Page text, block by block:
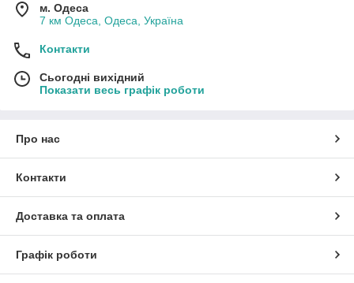
м. Одеса
7 км Одеса, Одеса, Україна
Контакти
Сьогодні вихідний
Показати весь графік роботи
Про нас
Контакти
Доставка та оплата
Графік роботи